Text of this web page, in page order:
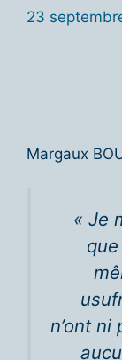
23
Margaux
« Je
n’ont